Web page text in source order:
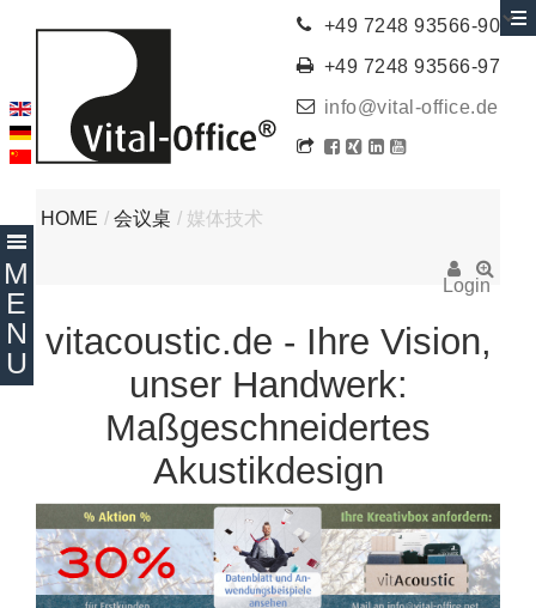
+49 7248 93566-90
+49 7248 93566-97
info@vital-office.de
HOME / 会议桌 / 媒体技术
Login
vitacoustic.de - Ihre Vision,
unser Handwerk:
Maßgeschneidertes
Akustikdesign